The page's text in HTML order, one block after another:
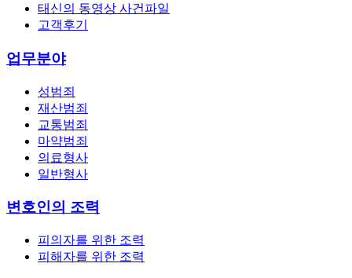
태신의 동영상 사건파일
고객후기
업무분야
성범죄
재산범죄
교통범죄
마약범죄
의료형사
일반형사
변호인의 조력
피의자를 위한 조력
피해자를 위한 조력